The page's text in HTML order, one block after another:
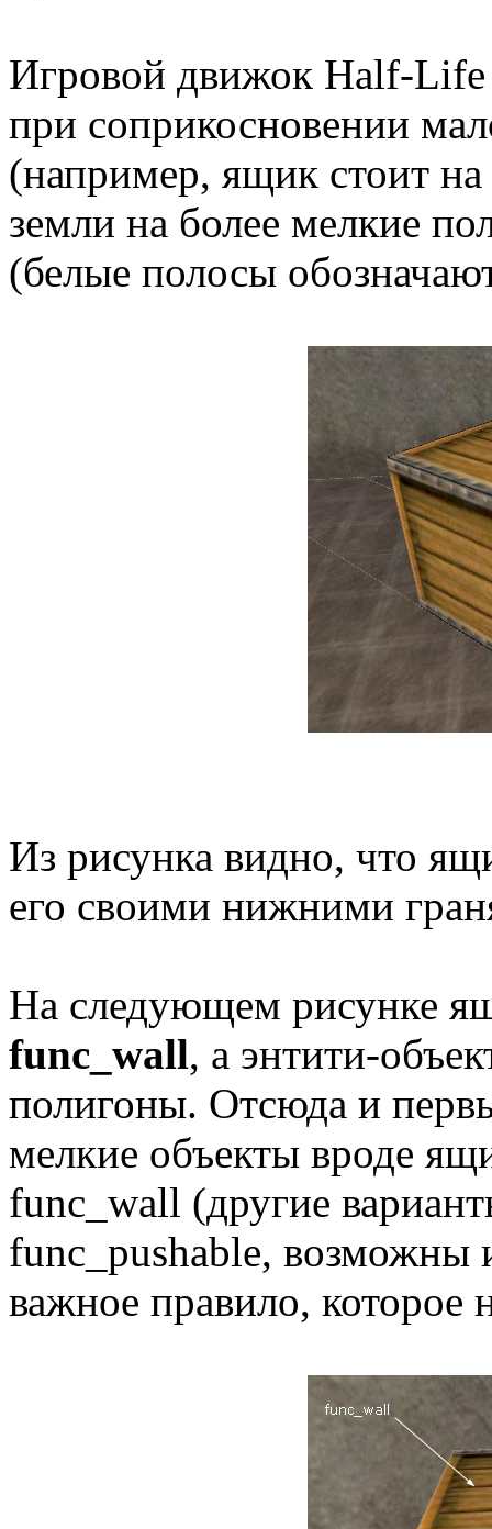
Игровой движок Half-Life
при соприкосновении
(например, ящик стоит на
земли на более мелкие
(белые полосы
Из рисунка видно, что
его своими нижними
На следующем рисунке
func_wall, а энтити-
полигоны. Отсюда и
мелкие объекты вроде
func_wall (другие
func_pushable, возможны
важное правило, которое